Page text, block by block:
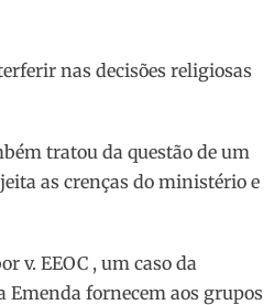
nas decisões religiosas
tratou da questão de um
as crenças do ministério e
v. EEOC , um caso da
Emenda fornecem aos grupos